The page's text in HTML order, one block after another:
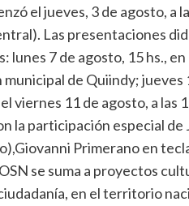
el jueves, 3 de agosto, a
Las presentaciones
lunes 7 de agosto, 15 hs.,
municipal de Quiindy; jueves
viernes 11 de agosto, a las
la participación especial
Primerano en
se suma a proyectos
en el territorio